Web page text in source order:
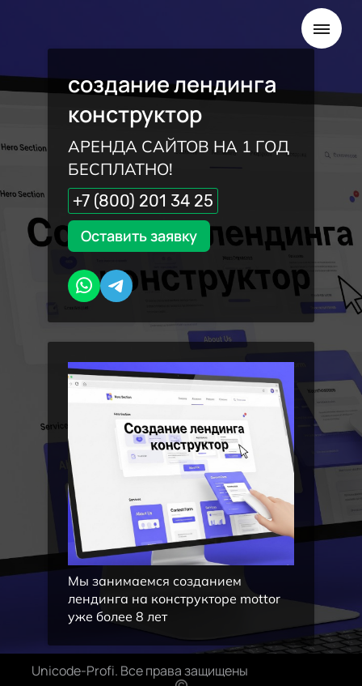
создание лендинга
конструктор
АРЕНДА САЙТОВ НА 1 ГОД
БЕСПЛАТНО!
+7 (800) 201 34 25
Оставить заявку
Мы занимаемся созданием
лендинга на конструкторе mottor
уже более 8 лет
Unicode-Profi. Все права защищены